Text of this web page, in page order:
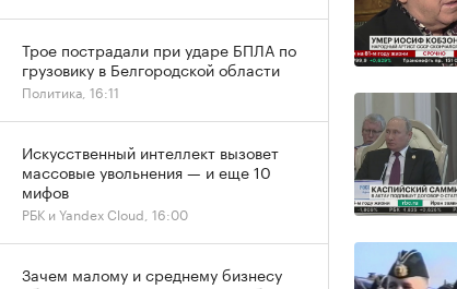
Трое пострадали при ударе БПЛА по
грузовику в Белгородской области
Политика, 16:11
Искусственный интеллект вызовет
массовые увольнения — и еще 10
мифов
РБК и Yandex Cloud, 16:00
Зачем малому и среднему бизнесу